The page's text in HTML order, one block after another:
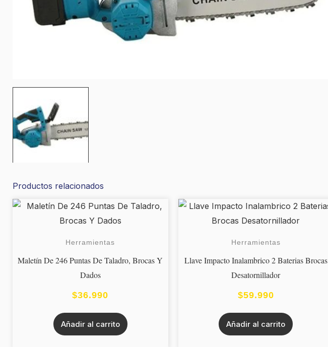
Productos relacionados
Herramientas
Maletín De 246 Puntas De Taladro, Brocas Y
Dados
$36.990
Añadir al carrito
Herramientas
Llave Impacto Inalambrico 2 Baterias Brocas
Desatornillador
$59.990
Añadir al carrito